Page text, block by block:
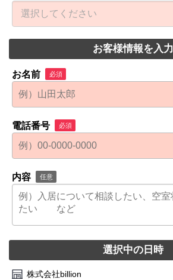
お客様情報を入力
お名前 必須
電話番号 必須
内容 任意
選択中の日時
株式会社billion